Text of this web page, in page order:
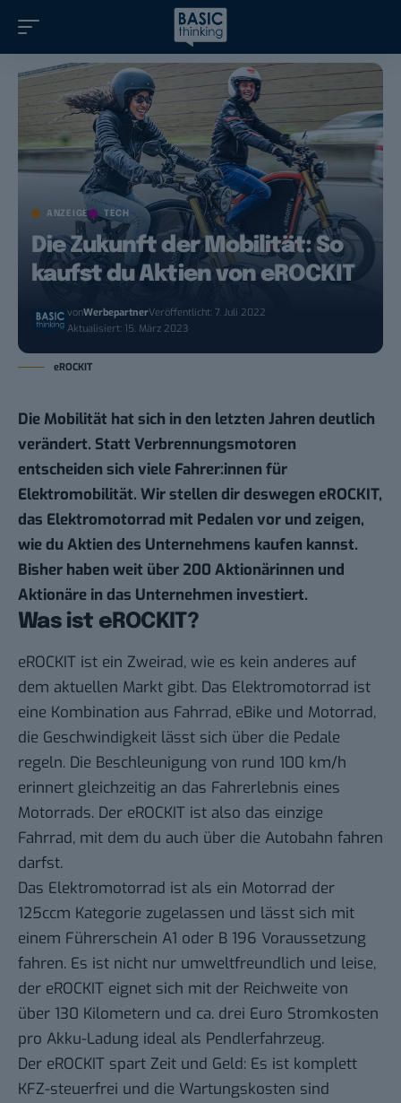
ANZEIGE TECH
Die Zukunft der Mobilität: So
kaufst du Aktien von eROCKIT
vonWerbepartnerVeröffentlicht: 7. Juli 2022
Aktualisiert: 15. März 2023
eROCKIT
Die Mobilität hat sich in den letzten Jahren deutlich
verändert. Statt Verbrennungsmotoren
entscheiden sich viele Fahrer:innen für
Elektromobilität. Wir stellen dir deswegen eROCKIT,
das Elektromotorrad mit Pedalen vor und zeigen,
wie du Aktien des Unternehmens kaufen kannst.
Bisher haben weit über 200 Aktionärinnen und
Aktionäre in das Unternehmen investiert.
Was ist eROCKIT?
eROCKIT ist ein Zweirad, wie es kein anderes auf
dem aktuellen Markt gibt. Das Elektromotorrad ist
eine Kombination aus Fahrrad, eBike und Motorrad,
die Geschwindigkeit lässt sich über die Pedale
regeln. Die Beschleunigung von rund 100 km/h
erinnert gleichzeitig an das Fahrerlebnis eines
Motorrads. Der eROCKIT ist also das einzige
Fahrrad, mit dem du auch über die Autobahn fahren
darfst.
Das Elektromotorrad ist als ein Motorrad der
125ccm Kategorie zugelassen und lässt sich mit
einem Führerschein A1 oder B 196 Voraussetzung
fahren. Es ist nicht nur umweltfreundlich und leise,
der eROCKIT eignet sich mit der Reichweite von
über 130 Kilometern und ca. drei Euro Stromkosten
pro Akku-Ladung ideal als Pendlerfahrzeug.
Der eROCKIT spart Zeit und Geld: Es ist komplett
KFZ-steuerfrei und die Wartungskosten sind